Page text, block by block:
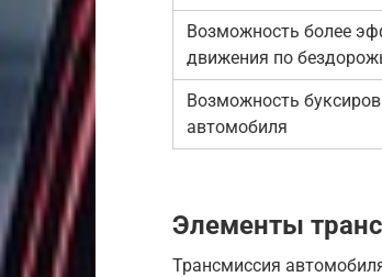
Возможность более
движения по
Возможность
автомобиля
Элементы
Трансмиссия